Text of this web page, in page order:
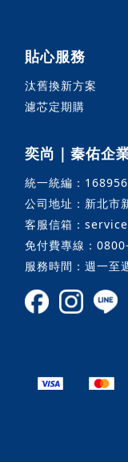
貼心服務
汰舊換新方案
濾芯定期購
奕尚｜秦佑企
統一統編：
公司地址：新北市
客服信箱：
免付費專線：
服務時間：週一